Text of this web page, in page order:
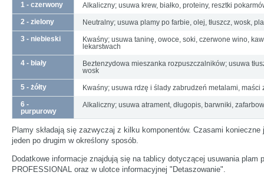
1 - czerwony
Alkaliczny; usuwa krew, białko, proteiny, resztki
2 - zielony
Neutralny; usuwa plamy po farbie, olej, tłuszcz, wosk,
3 - niebieski
Kwaśny; usuwa taninę, owoce, soki, czerwone wino,
lekarstwach
4 - biały
Beztenzydowa mieszanka rozpuszczalników; usuwa
wosk
5 - żółty
Kwaśny; usuwa rdzę i ślady zabrudzeń metalami,
6 -
purpurowy
Alkaliczny; usuwa atrament, długopis, barwniki,
Plamy składają się zazwyczaj z kilku komponentów. Czasami
jeden po drugim w określony sposób.
Dodatkowe informacje znajdują się na tablicy dotyczącej usuwania plam
PROFESSIONAL oraz w ulotce informacyjnej "Detaszowanie".